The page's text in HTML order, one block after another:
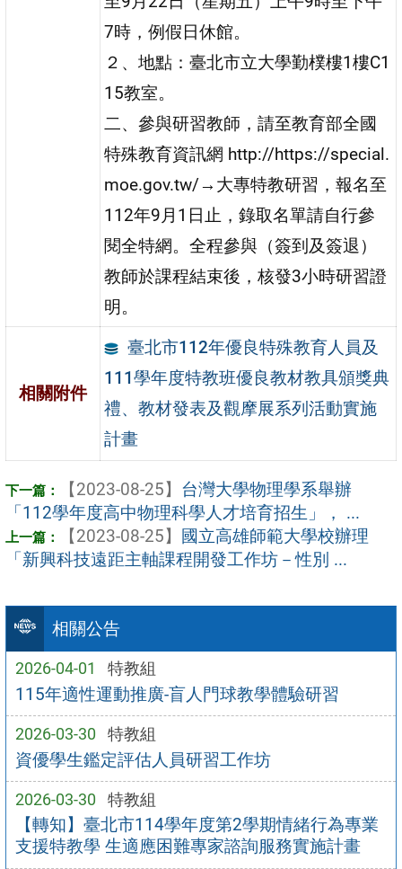
相關公告
2026-04-01 特教組
115年適性運動推廣-盲人門球教學體驗研習
2026-03-30 特教組
資優學生鑑定評估人員研習工作坊
2026-03-30 特教組
【轉知】臺北市114學年度第2學期情緒行為專業
支援特教學 生適應困難專家諮詢服務實施計畫
7時，例假日休館。
２、地點：臺北市立大學勤樸樓1樓C1
15教室。
二、參與研習教師，請至教育部全國
特殊教育資訊網 http://https://special.
moe.gov.tw/→大專特教研習，報名至
112年9月1日止，錄取名單請自行參
閱全特網。全程參與（簽到及簽退）
教師於課程結束後，核發3小時研習證
明。
相關附件
臺北市112年優良特殊教育人員及
111學年度特教班優良教材教具頒獎典
禮、教材發表及觀摩展系列活動實施
計畫
【2023-08-25】 台灣大學物理學系舉辦
「112學年度高中物理科學人才培育招生」， ...
【2023-08-25】 國立高雄師範大學校辦理
「新興科技遠距主軸課程開發工作坊－性別 ...